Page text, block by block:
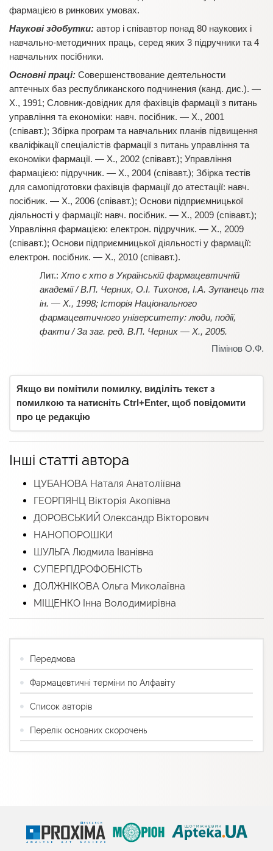
фармацією в ринкових умовах.
Наукові здобутки: автор і співавтор понад 80 наукових і
навчально-методичних праць, серед яких 3 підручники та 4
навчальних посібники.
Основні праці: Совершенствование деятельности
аптечных баз республиканского подчинения (канд. дис.). —
Х., 1991; Словник-довідник для фахівців фармації з питань
управління та економіки: навч. посібник. — Х., 2001
(співавт.); Збірка програм та навчальних планів підвищення
кваліфікації спеціалістів фармації з питань управління та
економіки фармації. — Х., 2002 (співавт.); Управління
фармацією: підручник. — Х., 2004 (співавт.); Збірка тестів
для самопідготовки фахівців фармації до атестації: навч.
посібник. — Х., 2006 (співавт.); Основи підприємницької
діяльності у фармації: навч. посібник. — Х., 2009 (співавт.);
Управління фармацією: електрон. підручник. — Х., 2009
(співавт.); Основи підприємницької діяльності у фармації:
електрон. посібник. — Х., 2010 (співавт.).
Хто є хто в Українській фармацевтичній
академії / В.П. Черних, О.І. Тихонов, І.А. Зупанець та
ін. — Х., 1998; Історія Національного
фармацевтичного університету: люди, події,
факти / За заг. ред. В.П. Черних — Х., 2005.
Пімінов О.Ф.
Якщо ви помітили помилку, виділіть текст з
помилкою та натисніть Ctrl+Enter, щоб повідомити
про це редакцію
Інші статті автора
ЦУБАНОВА Наталя Анатоліївна
ГЕОРГІЯНЦ Вікторія Акопівна
ДОРОВСЬКИЙ Олександр Вікторович
НАНОПОРОШКИ
ШУЛЬГА Людмила Іванівна
СУПЕРГІДРОФОБНІСТЬ
ДОЛЖНІКОВА Ольга Миколаївна
МІЩЕНКО Інна Володимирівна
Передмова
Фармацевтичні терміни по Алфавіту
Список авторів
Перелік основних скорочень